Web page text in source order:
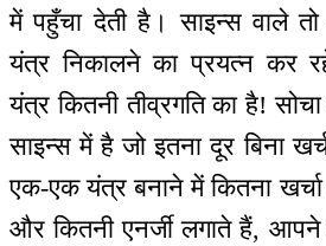
में पहुँचा देती है। साइन्स वाले
यंत्र निकालने का प्रयत्न कर
यंत्र कितनी तीव्रगति का है!
साइन्स में है जो इतना दूर बिना
एक-एक यंत्र बनाने में कितना
और कितनी एनर्जी लगाते हैं, आपने